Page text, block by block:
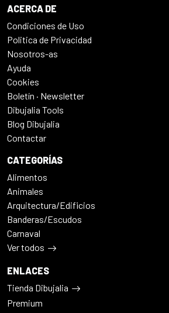
ACERCA DE
Condiciones de Uso
Politica de Privacidad
Nosotros-as
Ayuda
Cookies
Boletín · Newsletter
Dibujalia Tools
Blog Dibujalia
Contactar
CATEGORÍAS
Alimentos
Animales
Arquitectura/Edificios
Banderas/Escudos
Carnaval
Ver todos
ENLACES
Tienda Dibujalia
Premium